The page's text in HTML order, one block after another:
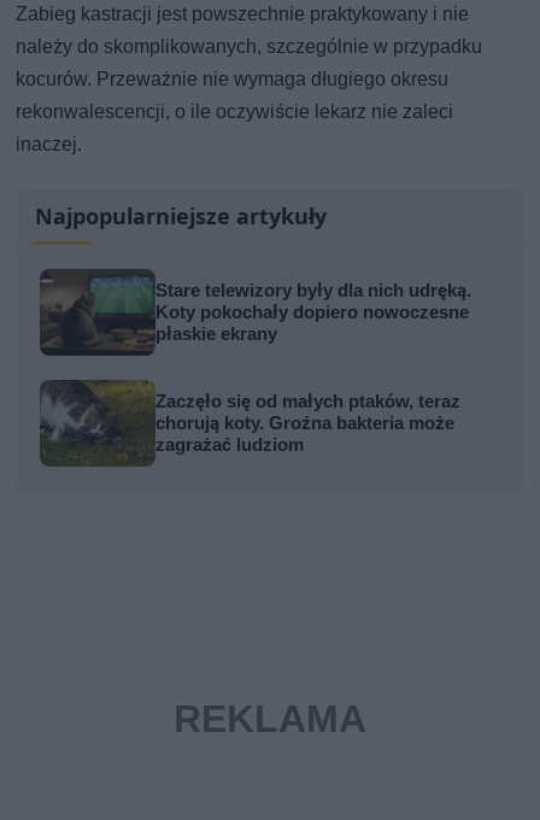
Zabieg kastracji jest powszechnie praktykowany i nie
należy do skomplikowanych, szczególnie w przypadku
kocurów. Przeważnie nie wymaga długiego okresu
rekonwalescencji, o ile oczywiście lekarz nie zaleci
inaczej.
Najpopularniejsze artykuły
Stare telewizory były dla nich udręką.
Koty pokochały dopiero nowoczesne
płaskie ekrany
Zaczęło się od małych ptaków, teraz
chorują koty. Groźna bakteria może
zagrażać ludziom